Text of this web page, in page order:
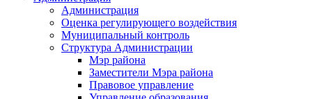
Администрация
Оценка регулирующего воздействия
Муниципальный контроль
Структура Администрации
Мэр района
Заместители Мэра района
Правовое управление